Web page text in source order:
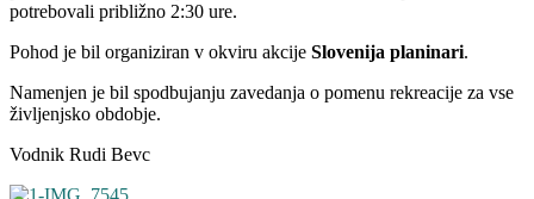
potrebovali približno 2:30 ure.
Pohod je bil organiziran v okviru akcije Slovenija planinari.
Namenjen je bil spodbujanju zavedanja o pomenu rekreacije za vse
življenjsko obdobje.
Vodnik Rudi Bevc